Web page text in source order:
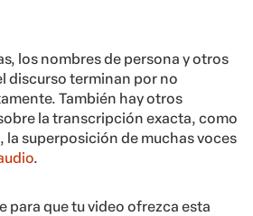
los nombres de persona y otros
discurso terminan por no
También hay otros
la transcripción exacta, como
la superposición de muchas voces
.
para que tu video ofrezca esta